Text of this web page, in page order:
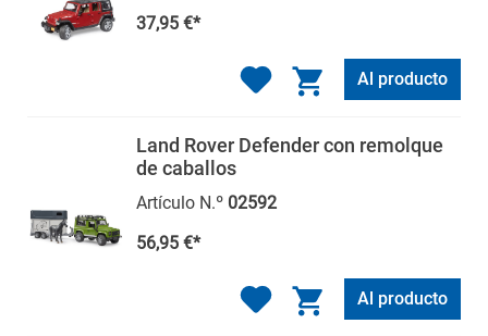
37,95 €*
Al producto
Land Rover Defender con remolque
de caballos
Artículo N.º 02592
56,95 €*
Al producto